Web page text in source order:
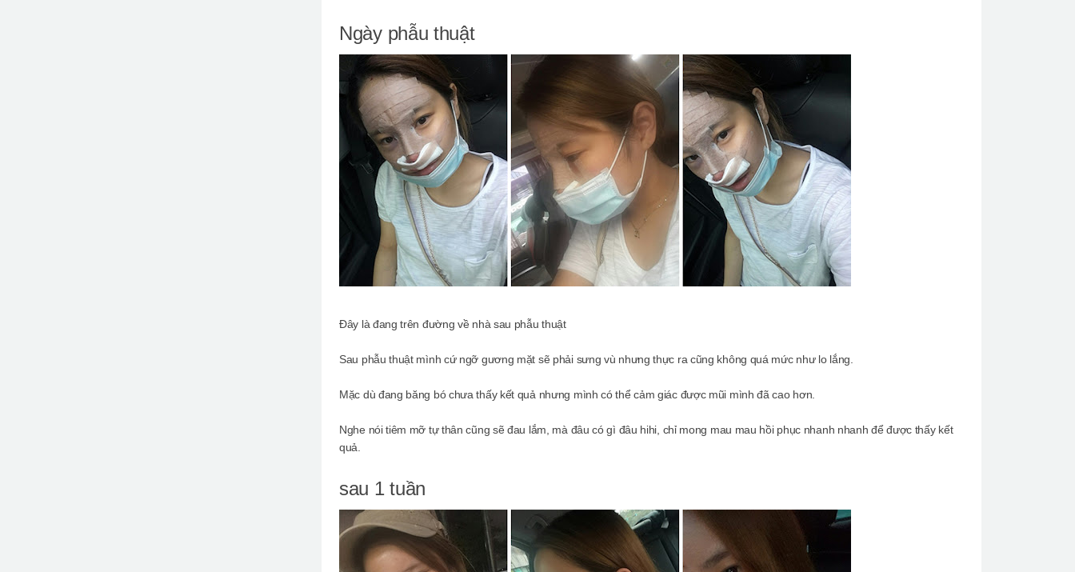
Ngày phẫu thuật
Đây là đang trên đường về nhà sau phẫu thuật
Sau phẫu thuật mình cứ ngỡ gương mặt sẽ phải sưng vù nhưng thực ra cũng không quá mức như lo lắng.
Mặc dù đang băng bó chưa thấy kết quả nhưng mình có thể cảm giác được mũi mình đã cao hơn.
Nghe nói tiêm mỡ tự thân cũng sẽ đau lắm, mà đâu có gì đâu hihi, chỉ mong mau mau hồi phục nhanh nhanh để được thấy kết
quả.
sau 1 tuần